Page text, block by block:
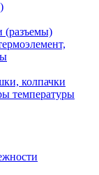
(разъемы)
колпачки
температуры